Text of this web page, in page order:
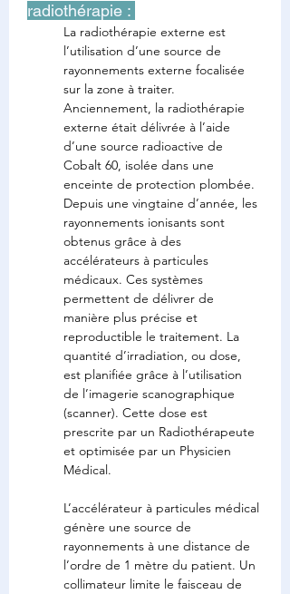
radiothérapie :
La radiothérapie externe est
l’utilisation d’une source de
rayonnements externe focalisée
sur la zone à traiter.
Anciennement, la radiothérapie
externe était délivrée à l’aide
d’une source radioactive de
Cobalt 60, isolée dans une
enceinte de protection plombée.
Depuis une vingtaine d’année, les
rayonnements ionisants sont
obtenus grâce à des
accélérateurs à particules
médicaux. Ces systèmes
permettent de délivrer de
manière plus précise et
reproductible le traitement. La
quantité d’irradiation, ou dose,
est planifiée grâce à l’utilisation
de l’imagerie scanographique
(scanner). Cette dose est
prescrite par un Radiothérapeute
et optimisée par un Physicien
Médical.
L’accélérateur à particules médical
génère une source de
rayonnements à une distance de
l’ordre de 1 mètre du patient. Un
collimateur limite le faisceau de